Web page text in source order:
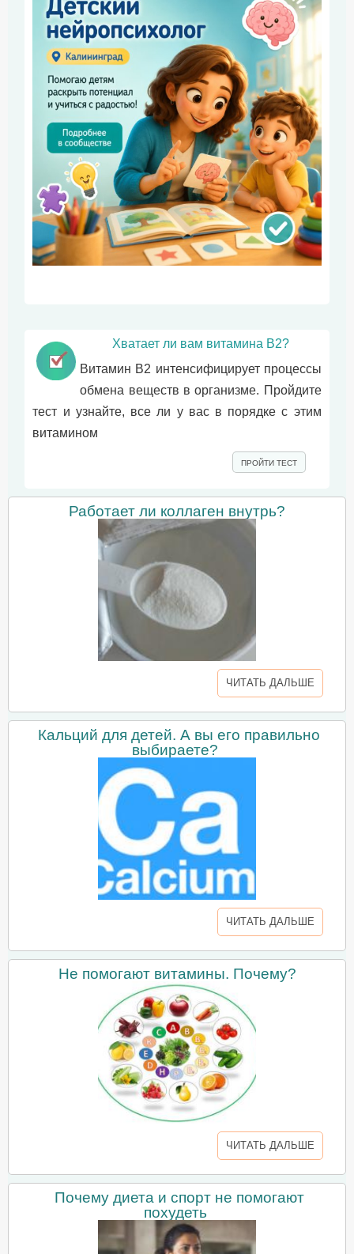
Хватает ли вам витамина В2?
Витамин B2 интенсифицирует процессы
обмена веществ в организме. Пройдите
тест и узнайте, все ли у вас в порядке с этим
витамином
ПРОЙТИ ТЕСТ
Работает ли коллаген внутрь?
ЧИТАТЬ ДАЛЬШЕ
Кальций для детей. А вы его правильно
выбираете?
ЧИТАТЬ ДАЛЬШЕ
Не помогают витамины. Почему?
ЧИТАТЬ ДАЛЬШЕ
Почему диета и спорт не помогают
похудеть